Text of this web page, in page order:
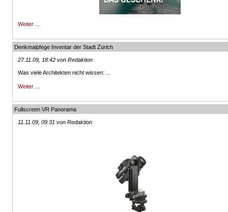
Weiter ...
Denkmalpfege Inventar der Stadt Zürich
27.11.09, 18:42 von Redaktion
Was viele Architekten nicht wissen: ...
Weiter ...
Fullscreen VR Panorama
11.11.09, 09:31 von Redaktion